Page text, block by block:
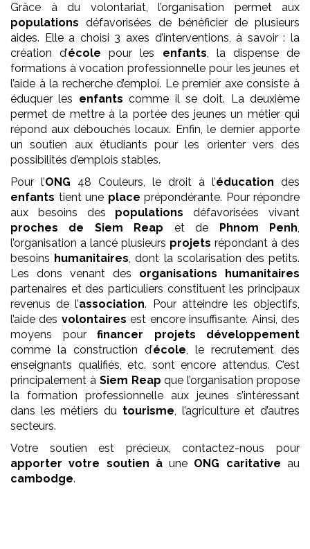
Grâce à du volontariat, l’organisation permet aux
populations défavorisées de bénéficier de plusieurs
aides. Elle a choisi 3 axes d’interventions, à savoir : la
création d’école pour les enfants, la dispense de
formations à vocation professionnelle pour les jeunes et
l’aide à la recherche d’emploi. Le premier axe consiste à
éduquer les enfants comme il se doit. La deuxième
permet de mettre à la portée des jeunes un métier qui
répond aux débouchés locaux. Enfin, le dernier apporte
un soutien aux étudiants pour les orienter vers des
possibilités d’emplois stables.
Pour l’ONG 48 Couleurs, le droit à l’éducation des
enfants tient une place prépondérante. Pour répondre
aux besoins des populations défavorisées vivant
proches de Siem Reap et de Phnom Penh,
l’organisation a lancé plusieurs projets répondant à des
besoins humanitaires, dont la scolarisation des petits.
Les dons venant des organisations humanitaires
partenaires et des particuliers constituent les principaux
revenus de l’association. Pour atteindre les objectifs,
l’aide des volontaires est encore insuffisante. Ainsi, des
moyens pour financer projets développement
comme la construction d’école, le recrutement des
enseignants qualifiés, etc. sont encore attendus. C’est
principalement à Siem Reap que l’organisation propose
la formation professionnelle aux jeunes s’intéressant
dans les métiers du tourisme, l’agriculture et d’autres
secteurs.
Votre soutien est précieux, contactez-nous pour
apporter votre soutien àune ONG caritative au
cambodge.